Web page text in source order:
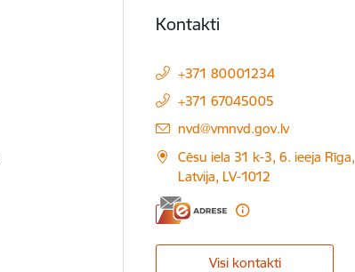
Kontakti
+371 80001234
+371 67045005
E-pasts:
nvd@vmnvd.gov.lv
Cēsu iela 31 k-3, 6. ieeja Rīga,
Latvija, LV-1012
Visi kontakti